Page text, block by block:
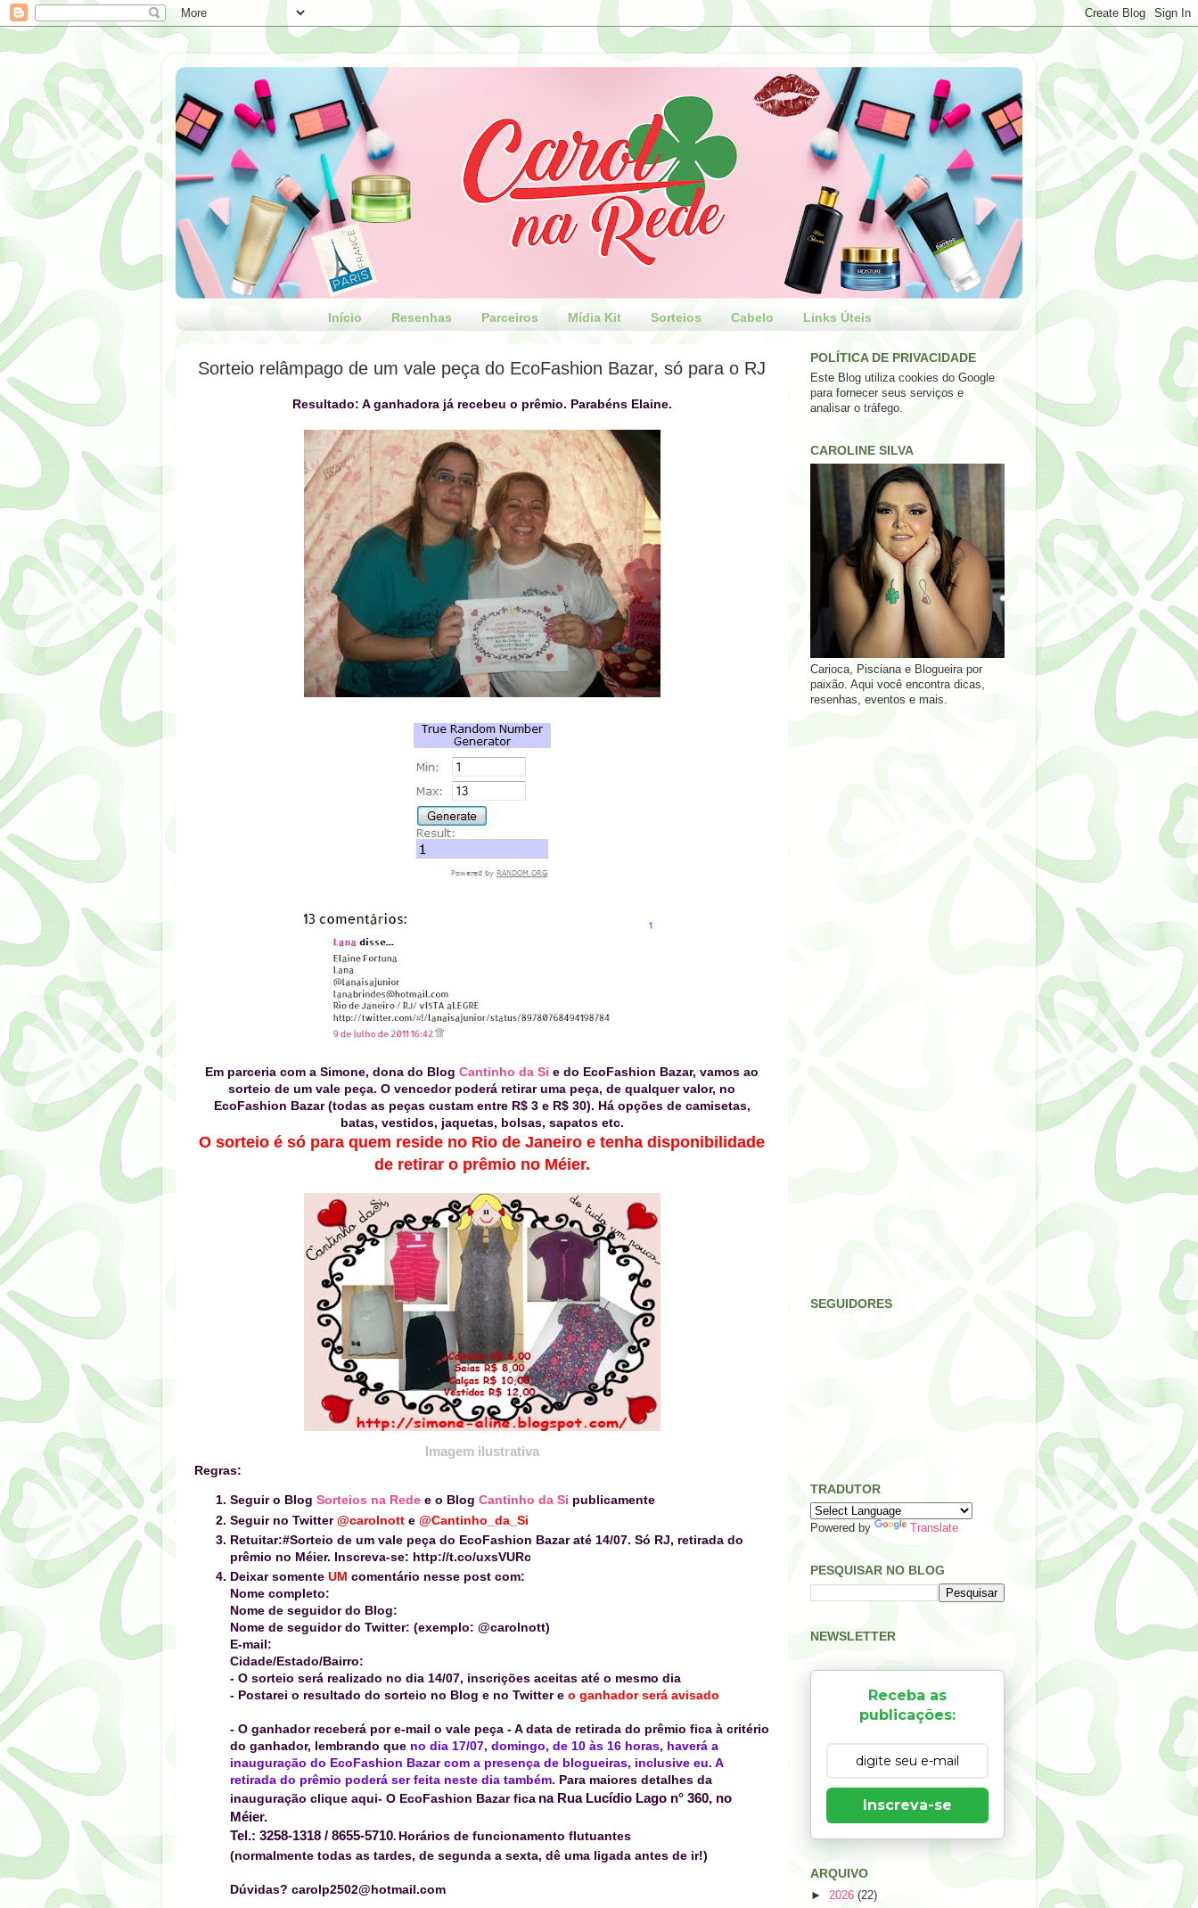
Início Resenhas Parceiros Mídia Kit Sorteios Cabelo Links Úteis
Sorteio relâmpago de um vale peça do EcoFashion Bazar, só para o RJ
Resultado: A ganhadora já recebeu o prêmio. Parabéns Elaine.
Em parceria com a Simone, dona do Blog Cantinho da Si e do EcoFashion Bazar, vamos ao
sorteio de um vale peça. O vencedor poderá retirar uma peça, de qualquer valor, no
EcoFashion Bazar (todas as peças custam entre R$ 3 e R$ 30). Há opções de camisetas,
batas, vestidos, jaquetas, bolsas, sapatos etc.
O sorteio é só para quem reside no Rio de Janeiro e tenha disponibilidade
de retirar o prêmio no Méier.
Imagem ilustrativa
Regras:
Seguir o Blog Sorteios na Rede e o Blog Cantinho da Si publicamente
Seguir no Twitter@carolnott e @Cantinho_da_Si
Retuitar:#Sorteio de um vale peça do EcoFashion Bazaraté 14/07. Só RJ, retirada do
prêmio no Méier. Inscreva-se: http://t.co/uxsVURc
Deixar somente UM comentário nesse post com:
Nome completo:
Nome de seguidor do Blog:
Nome de seguidor do Twitter: (exemplo: @carolnott)
E-mail:
Cidade/Estado/Bairro:
- O sorteio será realizado no dia 14/07, inscrições aceitas até o mesmo dia
- Postarei o resultado do sorteio no Blog e no Twitter e o ganhador será avisado
- O ganhador receberá por e-mail o vale peça - A data de retirada do prêmio fica à critério
do ganhador, lembrando que no dia 17/07, domingo, de 10 às 16 horas, haverá a
inauguração do EcoFashion Bazar com a presença de blogueiras, inclusive eu. A
retirada do prêmio poderá ser feita neste dia também. Para maiores detalhes da
inauguração clique aqui- O EcoFashion Bazar fica na Rua Lucídio Lago n° 360, no
Méier.
Tel.: 3258-1318 / 8655-5710. Horários de funcionamento flutuantes
(normalmente todas as tardes, de segunda a sexta, dê uma ligada antes de ir!)
Dúvidas? carolp2502@hotmail.com
POLÍTICA DE PRIVACIDADE
Este Blog utiliza cookies do Google
para fornecer seus serviços e
analisar o tráfego.
CAROLINE SILVA
Carioca, Pisciana e Blogueira por
paixão. Aqui você encontra dicas,
resenhas, eventos e mais.
SEGUIDORES
TRADUTOR
Powered by Translate
PESQUISAR NO BLOG
NEWSLETTER
Receba as
publicações:
Inscreva-se
ARQUIVO
► 2026 (22)